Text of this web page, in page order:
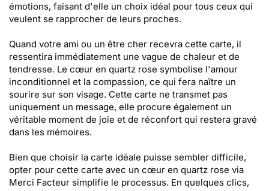
émotions, faisant d'elle un choix idéal pour tous ceux qui
veulent se rapprocher de leurs proches.
Quand votre ami ou un être cher recevra cette carte, il
ressentira immédiatement une vague de chaleur et de
tendresse. Le cœur en quartz rose symbolise l'amour
inconditionnel et la compassion, ce qui fera naître un
sourire sur son visage. Cette carte ne transmet pas
uniquement un message, elle procure également un
véritable moment de joie et de réconfort qui restera gravé
dans les mémoires.
Bien que choisir la carte idéale puisse sembler difficile,
opter pour cette carte avec un cœur en quartz rose via
Merci Facteur simplifie le processus. En quelques clics,